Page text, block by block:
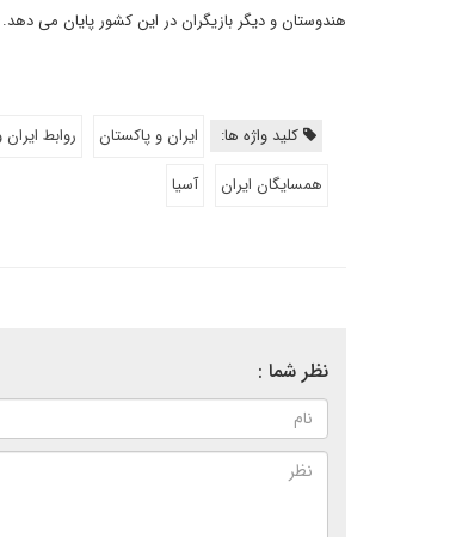
هندوستان و دیگر بازیگران در این کشور پایان می دهد.
کلید واژه ها: ایران و پاکستان روابط
همسایگان ایران
آسیا
نظر شما :